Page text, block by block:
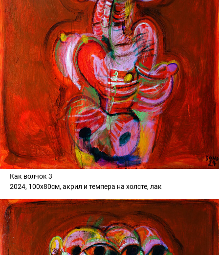
Как волчок 3
2024, 100х80см, акрил и темпера на холсте, лак